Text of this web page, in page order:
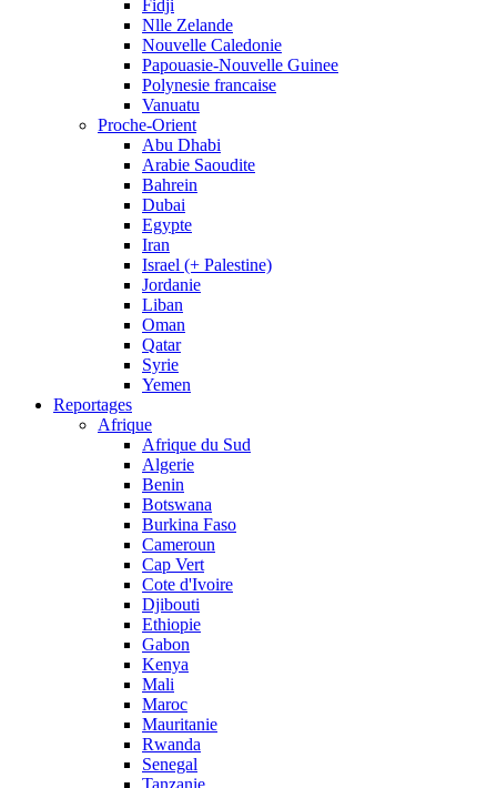
Fidji
Nlle Zelande
Nouvelle Caledonie
Papouasie-Nouvelle Guinee
Polynesie francaise
Vanuatu
Proche-Orient
Abu Dhabi
Arabie Saoudite
Bahrein
Dubai
Egypte
Iran
Israel (+ Palestine)
Jordanie
Liban
Oman
Qatar
Syrie
Yemen
Reportages
Afrique
Afrique du Sud
Algerie
Benin
Botswana
Burkina Faso
Cameroun
Cap Vert
Cote d'Ivoire
Djibouti
Ethiopie
Gabon
Kenya
Mali
Maroc
Mauritanie
Rwanda
Senegal
Tanzanie